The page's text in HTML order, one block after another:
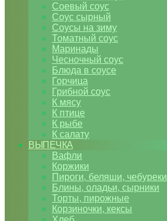
Соевый соус
Соус сырный
Соусы на зиму
Томатный соус
Маринады
Чесночный соус
Блюда в соусе
Горчица
Грибной соус
К мясу
К птице
К рыбе
К салату
ВЫПЕЧКА
Вафли
Коржики
Пироги, беляши, чебуреки
Блины, оладьи, сырники
Торты, пирожные
Корзиночки, кексы